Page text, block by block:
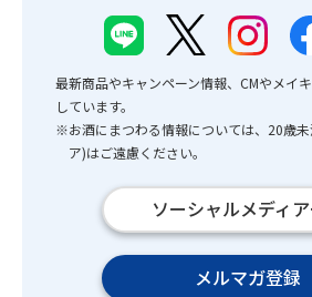
最新商品やキャンペーン情報、CMやメイ
しています。
※お酒にまつわる情報については、20歳
ア)はご遠慮ください。
ソーシャルメディ
メルマガ登録